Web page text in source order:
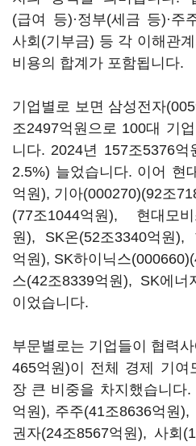
(급여 등)·정부(세금 등)·주
사회 (기부금) 등 각 이해관
비용의 합계가 포함됩니다.
기업별로 보면 삼성전자
조2497억원으로 100대 기
니다. 2024년 157조5376억
2.5%) 늘었습니다. 이어 현
억원), 기아(000270)(92조
(77조1044억원), 현대모
원), SK온(52조3340억원),
억원), SK하이닉스(000660)
스(42조8339억원), SK에너
이었습니다.
부문별로는 기업들이 협력
465억원)이 전체 경제 기여
장 큰 비중을 차지했습니다.
억원), 주주(41조8636억원),
권자(24조8567억원), 사회 (1